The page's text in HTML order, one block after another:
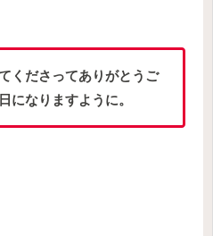
くださってありがとうご
になりますように。